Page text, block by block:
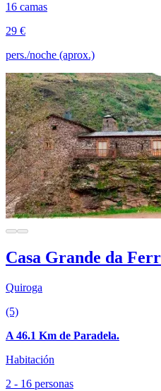
16 camas
29 €
pers./noche (aprox.)
Casa Grande da
Quiroga
(5)
A 46.1 Km de Paradela.
Habitación
2 - 16 personas